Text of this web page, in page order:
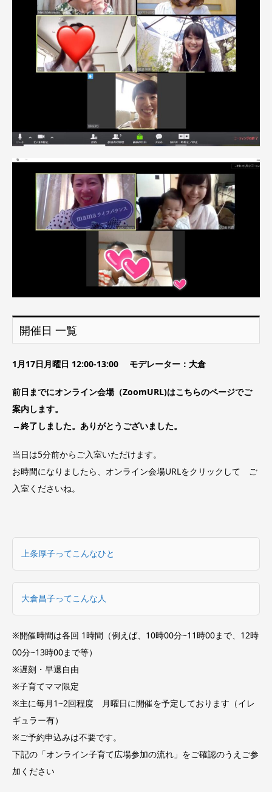
開催日 一覧
1月17日月曜日 12:00-13:00 モデレーター：大倉
前日までにオンライン会場（ZoomURL)はこちらのページでご
案内します。
→終了しました。ありがとうございました。
当日は5分前からご入室いただけます。
お時間になりましたら、オンライン会場URLをクリックして ご
入室くださいね。
上条厚子ってこんなひと
大倉昌子ってこんな人
※開催時間は各回 1時間（例えば、10時00分~11時00まで、12時
00分~13時00まで等）
※遅刻・早退自由
※子育てママ限定
※主に毎月1~2回程度 月曜日に開催を予定しております（イレ
ギュラー有）
※ご予約申込みは不要です。
下記の「オンライン子育て広場参加の流れ」をご確認のうえご参
加ください